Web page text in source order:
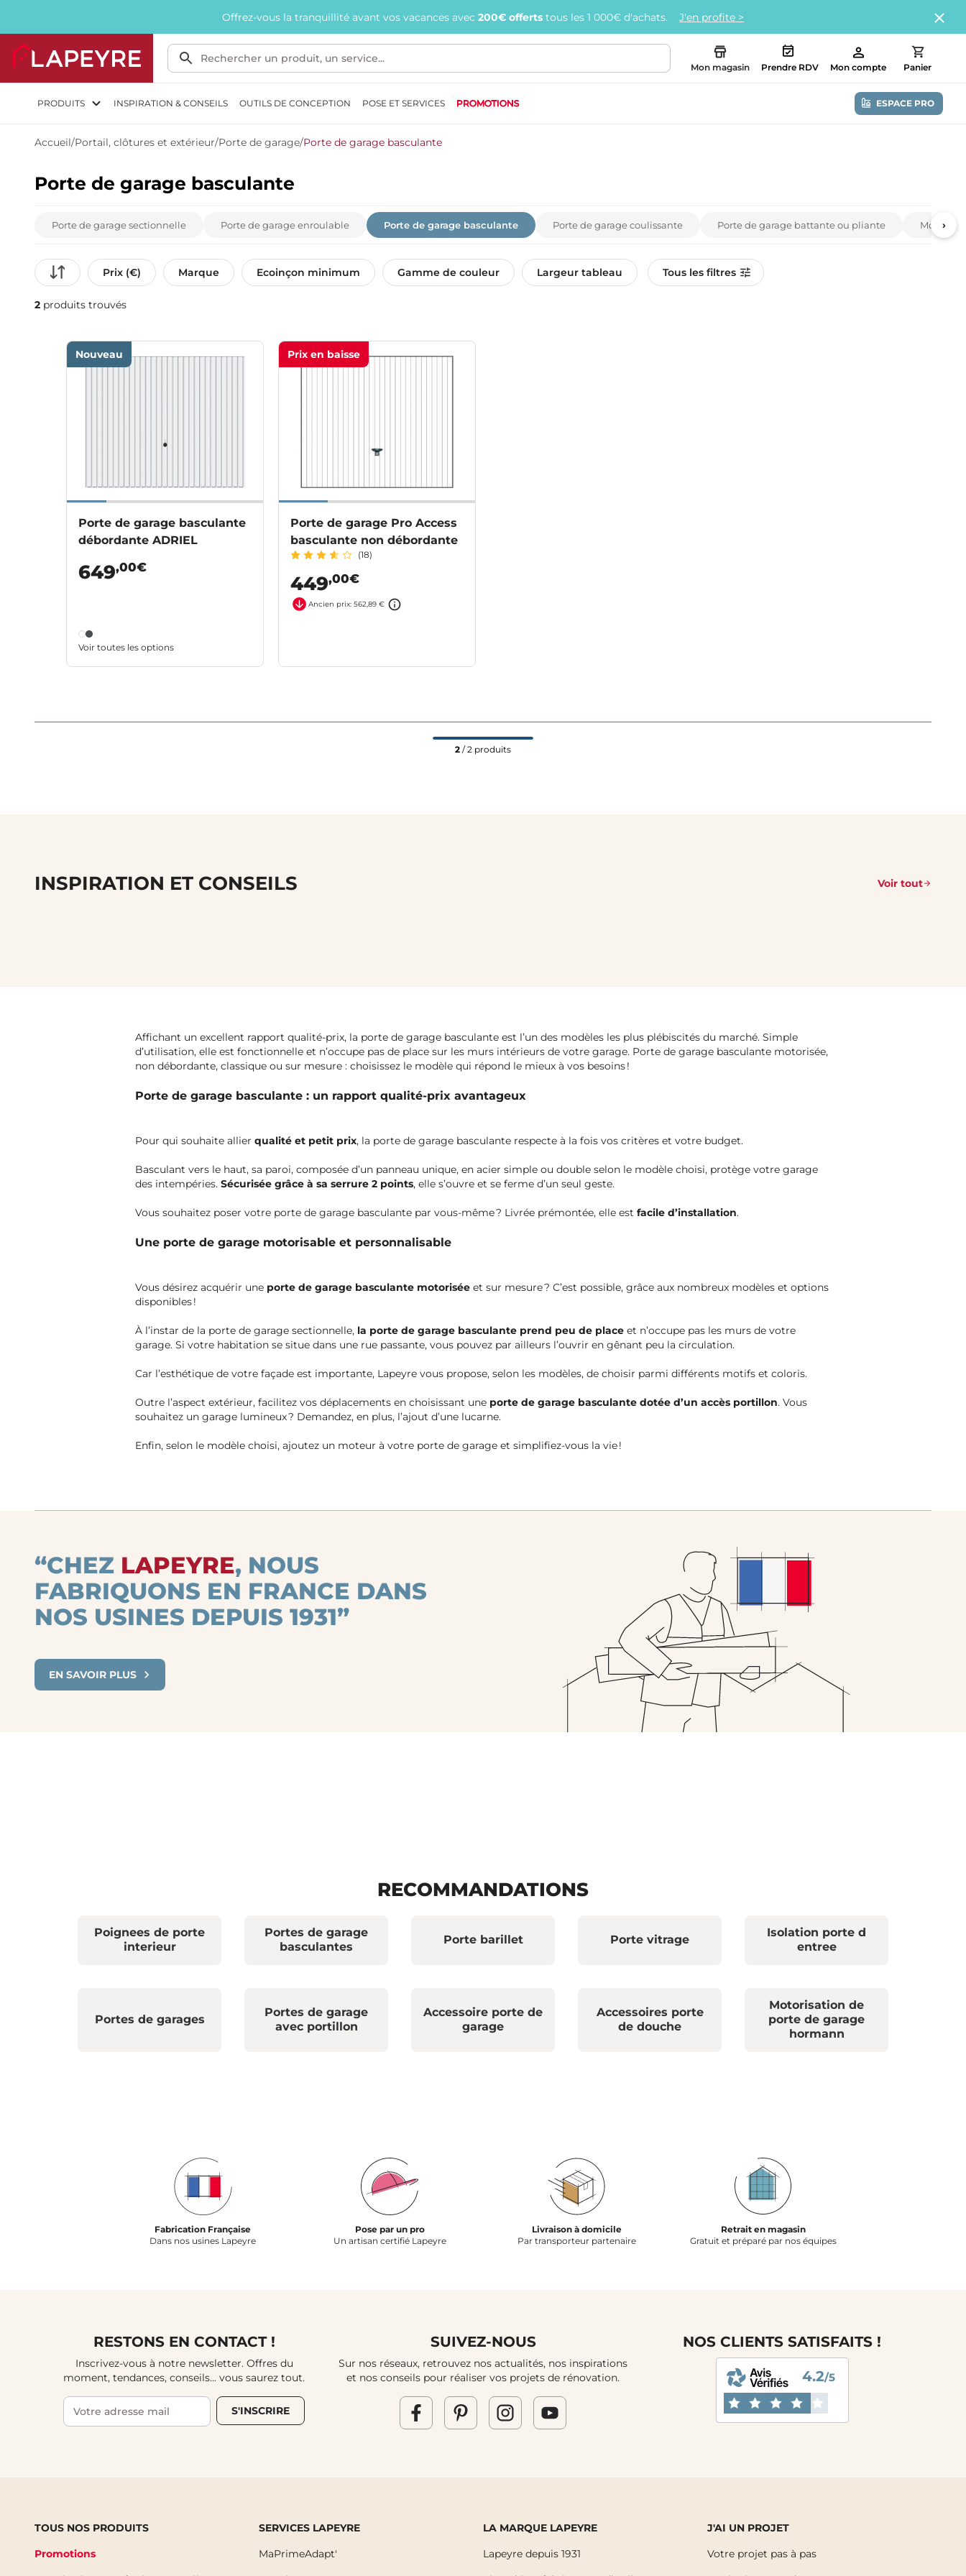
Offrez-vous la tranquillité avant vos vacances avec 200€ offerts tous les 1 000€ d'achats. J'en profite >
Mon magasin Prendre RDV Mon compte Panier
PRODUITS INSPIRATION & CONSEILS OUTILS DE CONCEPTION POSE ET SERVICES PROMOTIONS ESPACE PRO
Accueil/Portail, clôtures et extérieur/Porte de garage/Porte de garage basculante
Porte de garage basculante
›
Porte de garage sectionnelle Porte de garage enroulable Porte de garage basculante Porte de garage coulissante Porte de garage battante ou pliante
Prix (€) Marque Ecoinçon minimum Gamme de couleur Largeur tableau Tous les filtres
2 produits trouvés
Nouveau
Porte de garage basculante
débordante ADRIEL
649,00€
Voir toutes les options
Prix en baisse
Porte de garage Pro Access
basculante non débordante
(18)
449,00€
Ancien prix: 562,89 €
2 / 2 produits
INSPIRATION ET CONSEILS Voir tout
Affichant un excellent rapport qualité-prix, la porte de garage basculante est l’un des modèles les plus plébiscités du marché. Simple
d’utilisation, elle est fonctionnelle et n’occupe pas de place sur les murs intérieurs de votre garage. Porte de garage basculante motorisée,
non débordante, classique ou sur mesure : choisissez le modèle qui répond le mieux à vos besoins !
Porte de garage basculante : un rapport qualité-prix avantageux
Pour qui souhaite allier qualité et petit prix, la porte de garage basculante respecte à la fois vos critères et votre budget.
Basculant vers le haut, sa paroi, composée d’un panneau unique, en acier simple ou double selon le modèle choisi, protège votre garage
des intempéries. Sécurisée grâce à sa serrure 2 points, elle s’ouvre et se ferme d’un seul geste.
Vous souhaitez poser votre porte de garage basculante par vous-même ? Livrée prémontée, elle est facile d’installation.
Une porte de garage motorisable et personnalisable
Vous désirez acquérir une porte de garage basculante motorisée et sur mesure ? C’est possible, grâce aux nombreux modèles et options
disponibles !
À l’instar de la porte de garage sectionnelle, la porte de garage basculante prend peu de place et n’occupe pas les murs de votre
garage. Si votre habitation se situe dans une rue passante, vous pouvez par ailleurs l’ouvrir en gênant peu la circulation.
Car l’esthétique de votre façade est importante, Lapeyre vous propose, selon les modèles, de choisir parmi différents motifs et coloris.
Outre l’aspect extérieur, facilitez vos déplacements en choisissant une porte de garage basculante dotée d’un accès portillon. Vous
souhaitez un garage lumineux ? Demandez, en plus, l’ajout d’une lucarne.
Enfin, selon le modèle choisi, ajoutez un moteur à votre porte de garage et simplifiez-vous la vie !
“CHEZ LAPEYRE, NOUS
FABRIQUONS EN FRANCE DANS
NOS USINES DEPUIS 1931”
EN SAVOIR PLUS
RECOMMANDATIONS
Poignees de porte
interieur
Portes de garage
basculantes
Porte barillet Porte vitrage
Isolation porte d
entree
Portes de garages
Portes de garage
avec portillon
Accessoire porte de
garage
Accessoires porte
de douche
Motorisation de
porte de garage
hormann
Fabrication Française
Dans nos usines Lapeyre
Pose par un pro
Un artisan certifié Lapeyre
Livraison à domicile
Par transporteur partenaire
Retrait en magasin
Gratuit et préparé par nos équipes
RESTONS EN CONTACT !
Inscrivez-vous à notre newsletter. Offres du
moment, tendances, conseils... vous saurez tout.
S'INSCRIRE
SUIVEZ-NOUS
Sur nos réseaux, retrouvez nos actualités, nos inspirations
et nos conseils pour réaliser vos projets de rénovation.
NOS CLIENTS SATISFAITS !
4.2/5
TOUS NOS PRODUITS
Promotions
SERVICES LAPEYRE
MaPrimeAdapt'
LA MARQUE LAPEYRE
Lapeyre depuis 1931
J'AI UN PROJET
Votre projet pas à pas